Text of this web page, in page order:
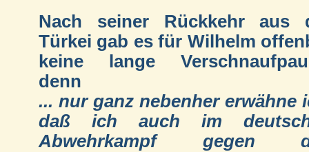
Nach seiner Rückkehr aus
Türkei gab es für Wilhelm
keine lange
denn
... nur ganz nebenher erwähne
daß ich auch im
Abwehrkampf gegen